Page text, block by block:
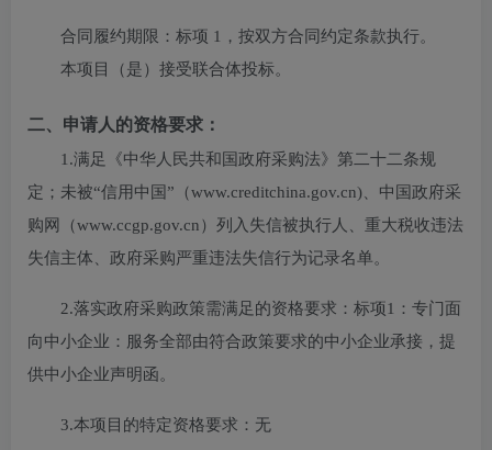
合同履约期限： 标项 1，按双方合同约定条款执行。
本项目（是）接受联合体投标。
二、申请人的资格要求：
1.满足《中华人民共和国政府采购法》第二十二条规
定；未被“信用中国”（www.creditchina.gov.cn)、中国政府采
购网（www.ccgp.gov.cn）列入失信被执行人、重大税收违法
失信主体、政府采购严重违法失信行为记录名单。
2.落实政府采购政策需满足的资格要求： 标项1：专门面
向中小企业：服务全部由符合政策要求的中小企业承接，提
供中小企业声明函。
3.本项目的特定资格要求： 无